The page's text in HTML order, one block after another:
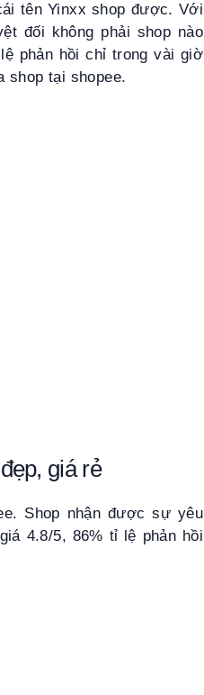
tên Yinxx shop được. Với
đối không phải shop nào
phản hồi chỉ trong vài giờ
tại shopee.
giá rẻ
Shop nhận được sự yêu
4.8/5, 86% tỉ lệ phản hồi